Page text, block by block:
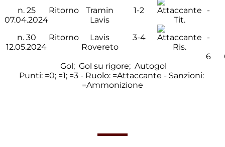
n. 25
07.04.2024
Ritorno
Tramin
Lavis
1-2
Tit.
-
n. 30
12.05.2024
Ritorno
Lavis
Rovereto
3-4
Ris.
-
6
Gol; Gol su rigore; Autogol
Punti: =0; =1; =3 - Ruolo: =Attaccante - Sanzioni:
=Ammonizione